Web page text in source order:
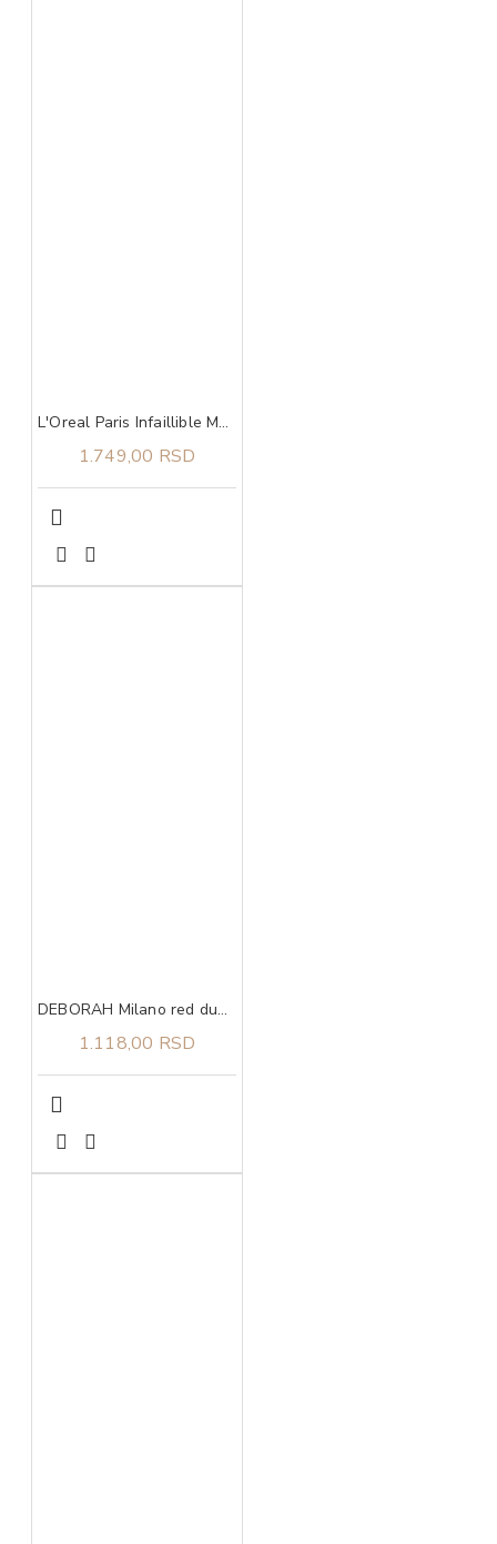
L'Oreal Paris Infaillible Matte Resistance ruž 100 Fairytale Endin​g
1.749,00 RSD
DEBORAH Milano red dugotrajni ruž za usne 11
1.118,00 RSD